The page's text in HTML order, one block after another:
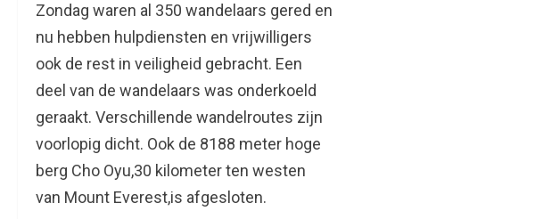
Zondag waren al 350 wandelaars gered en
nu hebben hulpdiensten en vrijwilligers
ook de rest in veiligheid gebracht. Een
deel van de wandelaars was onderkoeld
geraakt. Verschillende wandelroutes zijn
voorlopig dicht. Ook de 8188 meter hoge
berg Cho Oyu,30 kilometer ten westen
van Mount Everest,is afgesloten.